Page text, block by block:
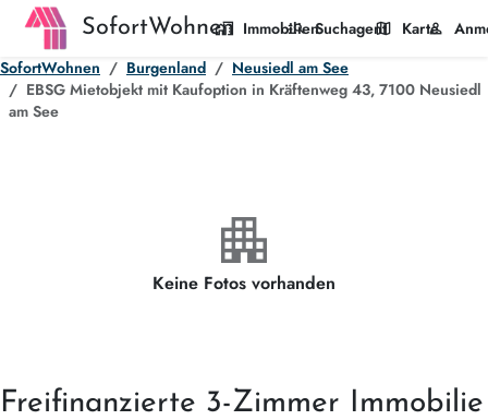
SofortWohnen
home_work Immobilien
manage_search Suchagent
map Karte
person
SofortWohnen
Burgenland
Neusiedl am See
EBSG Mietobjekt mit Kaufoption in Kräftenweg 43, 7100 Neusiedl
am See
apartment
Keine Fotos vorhanden
Freifinanzierte 3-Zimmer Immobilie